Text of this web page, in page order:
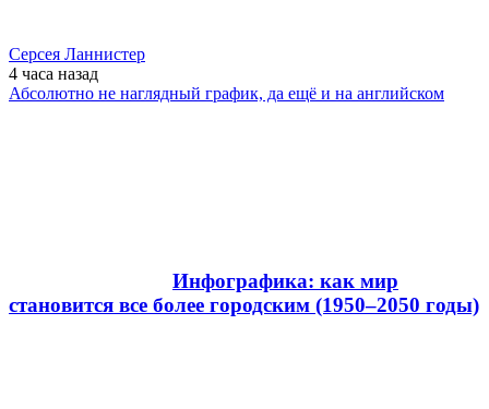
Серсея Ланнистер
4 часа назад
Абсолютно не наглядный график, да ещё и на английском
Инфографика: как мир
становится все более городским (1950–2050 годы)